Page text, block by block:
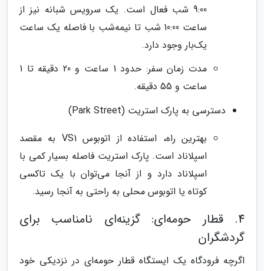
9:00 شب فعال است. یک سرویس شبانه نیز از
ساعت 10:00 شب تا نیمه‌شب با فاصله یک ساعت
یک‌بار وجود دارد.
مدت زمان سفر: حدود 1 ساعت و 20 دقیقه تا 1
ساعت و 55 دقیقه.
دسترسی به پارک استریت (Park Street)
بهترین راه، استفاده از اتوبوس VS1 به مقصد
اسپلاناد است. پارک استریت فاصله بسیار کمی با
اسپلاناد دارد و از آنجا می‌توان با یک تاکسی
کوتاه یا اتوبوس محلی به راحتی به آنجا رسید.
4. قطار حومه‌ای: گزینه‌ای نامناسب برای
گردشگران
اگرچه فرودگاه یک ایستگاه قطار حومه‌ای در نزدیکی خود